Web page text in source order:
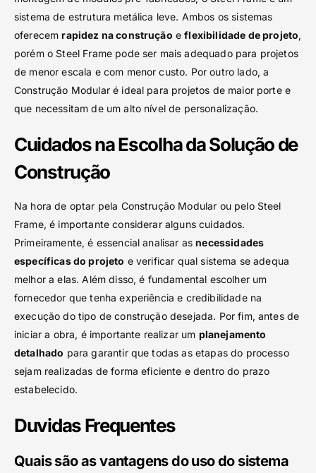
sistema de estrutura metálica leve. Ambos os sistemas
oferecemrapidez na construção eflexibilidade de projeto,
porém o Steel Frame pode ser mais adequado para projetos
de menor escala e com menor custo. Por outro lado, a
Construção Modular é ideal para projetos de maior porte e
que necessitam de um alto nível de personalização.
Cuidados na Escolha da Solução de
Construção
Na hora de optar pela Construção Modular ou pelo Steel
Frame, é importante considerar alguns cuidados.
Primeiramente, é essencial analisar asnecessidades
específicas do projeto e verificar qual sistema se adequa
melhor a elas. Além disso, é fundamental escolher um
fornecedor que tenha experiência e credibilidade na
execução do tipo de construção desejada. Por fim, antes de
iniciar a obra, é importante realizar um planejamento
detalhado para garantir que todas as etapas do processo
sejam realizadas de forma eficiente e dentro do prazo
estabelecido.
Duvidas Frequentes
Quais são as vantagens do uso do sistema